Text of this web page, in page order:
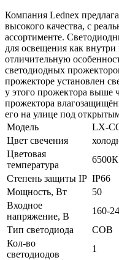
Компания Lednex
высокого качества, с
ассортименте.
для освещения как
отличительную
светодиодных
прожекторе установлен
у этого прожектора выше
прожектора
его на улице под
Модель
LX-
Цвет свечения
Цветовая
температура
6500К
Степень защиты IP IP66
Мощность, Вт
50
Входное
напряжение, В
160-
Тип светодиода
COB
Кол-во
светодиодов
1